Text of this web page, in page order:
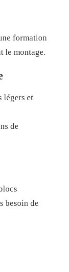
formation
le montage.
légers et
de
besoin de